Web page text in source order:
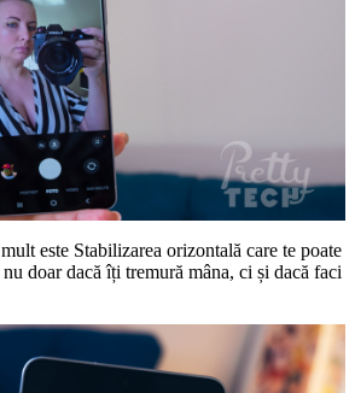
este Stabilizarea orizontală care te poate
doar dacă îți tremură mâna, ci și dacă faci